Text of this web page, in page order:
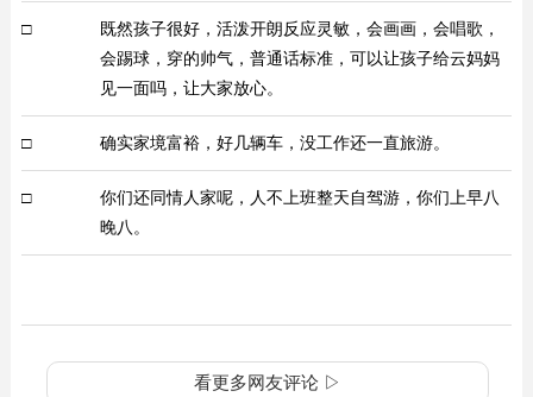
□
既然孩子很好，活泼开朗反应灵敏，会画画，会唱歌，
会踢球，穿的帅气，普通话标准，可以让孩子给云妈妈
见一面吗，让大家放心。
□ 确实家境富裕，好几辆车，没工作还一直旅游。
□
你们还同情人家呢，人不上班整天自驾游，你们上早八
晚八。
看更多网友评论 ▷